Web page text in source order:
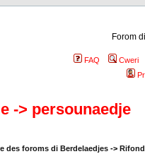
Forom
FAQ
Cweri
-> persounaedje
des foroms di Berdelaedjes ->